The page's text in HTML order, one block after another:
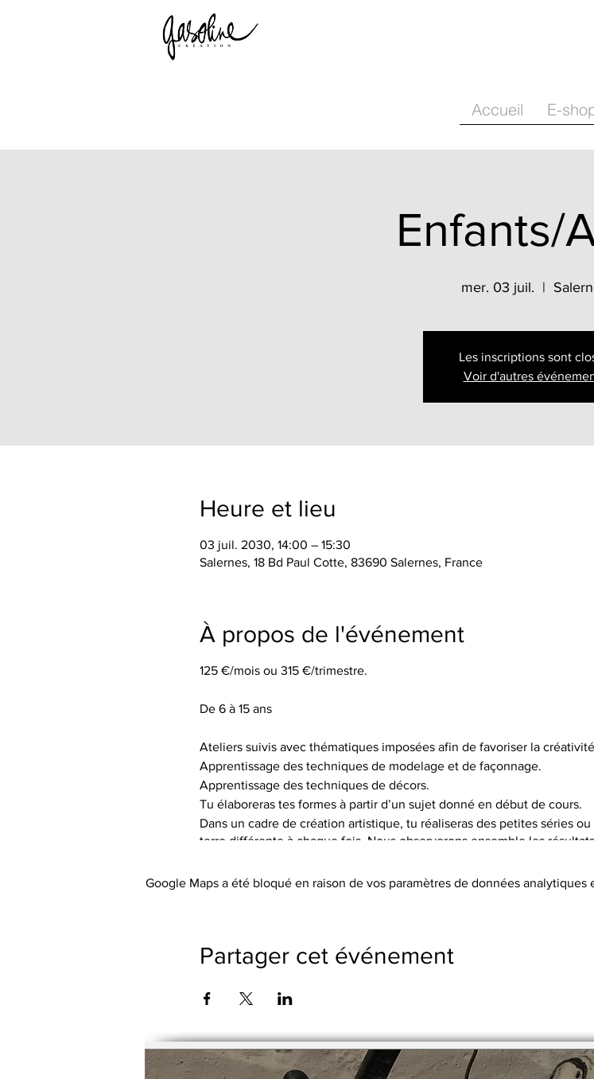
Accueil E-
Enfants/
mer. 03 juil.
  |
Les inscriptions sont
Voir d'autres
Heure et lieu
03 juil. 2030, 14:00 – 15:30
Salernes, 18 Bd Paul Cotte, 83690 Salernes, France
À propos de l'événement
125 €/mois ou 315 €/trimestre.
De 6 à 15 ans
Ateliers suivis avec thématiques imposées afin de favoriser la
Apprentissage des techniques de modelage et de façonnage.
Apprentissage des techniques de décors.
Tu élaboreras tes formes à partir d’un sujet donné en début de cours.
Dans un cadre de création artistique, tu réaliseras des petites séries
terre différente à chaque fois. Nous observerons ensemble les
Tu auras à ta disposition le choix de 5 terres différentes, et pas moins
Pas de cotisation ou de frais supplémentaires
Google Maps a été bloqué en raison de vos paramètres de données
Partager cet événement